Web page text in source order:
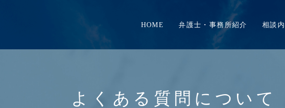
HOME 弁護士・事務所紹介
当事務所の特徴
弁護士紹介
相談
その他不動
よくある質問について